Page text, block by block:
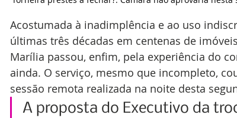
Acostumada à inadimplência e ao uso
últimas três décadas em centenas de
Marília passou, enfim, pela experiência do
ainda. O serviço, mesmo que incompleto,
sessão remota realizada na noite desta
A proposta do Executivo da